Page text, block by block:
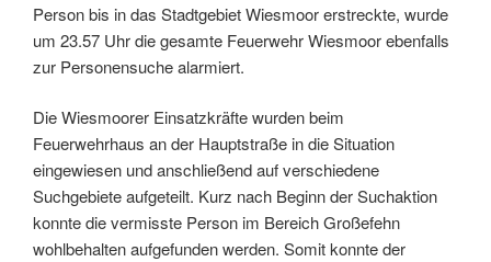
Person bis in das Stadtgebiet Wiesmoor erstreckte, wurde
um 23.57 Uhr die gesamte Feuerwehr Wiesmoor ebenfalls
zur Personensuche alarmiert.
Die Wiesmoorer Einsatzkräfte wurden beim
Feuerwehrhaus an der Hauptstraße in die Situation
eingewiesen und anschließend auf verschiedene
Suchgebiete aufgeteilt. Kurz nach Beginn der Suchaktion
konnte die vermisste Person im Bereich Großefehn
wohlbehalten aufgefunden werden. Somit konnte der